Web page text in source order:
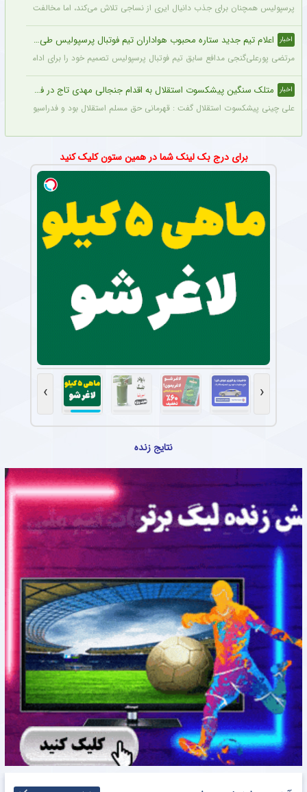
پرسپولیس همچنان برای جذب دانیال ایری از نساجی تلاش می‌کند، اما مخالفت
اخبار اعلام تیم جدید ستاره محبوب هواداران تیم فوتبال پرسپولیس طی ۴۸ ساعت آینده
مرتضی پورعلی‌گنجی مدافع سابق تیم فوتبال پرسپولیس تصمیم خود را برای ادامه
اخبار متلک سنگین پیشکسوت استقلال به اقدام جنجالی مهدی تاج در فدراسیون فوتبال
علی چینی پیشکسوت استقلال گفت : قهرمانی حق مسلم استقلال بود و فدراسیون باید آن
برای درج بک لینک شما در همین ستون کلیک کنید
‹
›
نتایج زنده